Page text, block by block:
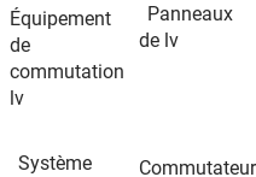
Équipement
de
commutation
lv
Panneaux
de lv
Système
Commutateur